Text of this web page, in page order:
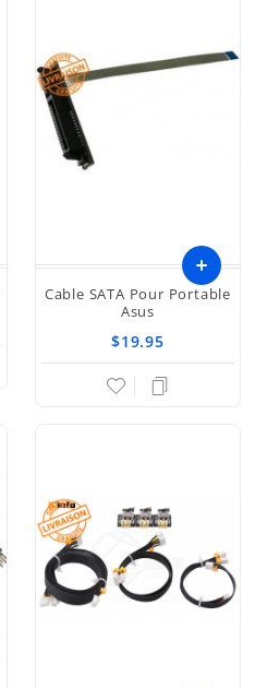
Cable SATA Pour Portable
Asus
$19.95